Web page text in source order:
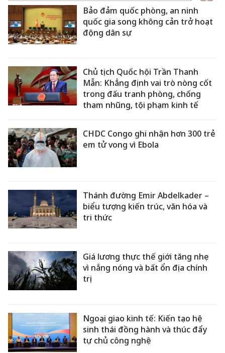
Bảo đảm quốc phòng, an ninh
quốc gia song không cản trở hoạt
động dân sự
Chủ tịch Quốc hội Trần Thanh
Mẫn: Khẳng định vai trò nòng cốt
trong đấu tranh phòng, chống
tham nhũng, tội phạm kinh tế
CHDC Congo ghi nhận hơn 300 trẻ
em tử vong vì Ebola
Thánh đường Emir Abdelkader –
biểu tượng kiến trúc, văn hóa và
tri thức
Giá lương thực thế giới tăng nhẹ
vì nắng nóng và bất ổn địa chính
trị
Ngoại giao kinh tế: Kiến tạo hệ
sinh thái đồng hành và thúc đẩy
tự chủ công nghệ